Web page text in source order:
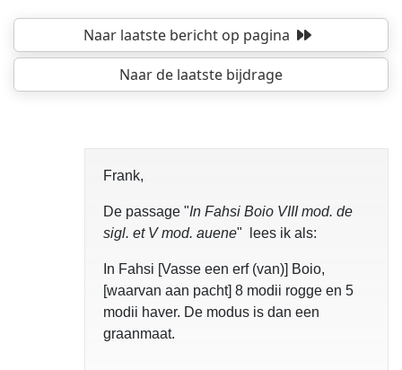
Naar laatste berichtop pagina
Naar de laatste bijdrage
Frank,
De passage "In Fahsi Boio VIII mod. de
sigl. et V mod. auene" lees ik als:
In Fahsi [Vasse een erf (van)] Boio,
[waarvan aan pacht] 8 modii rogge en 5
modii haver. De modus is dan een
graanmaat.